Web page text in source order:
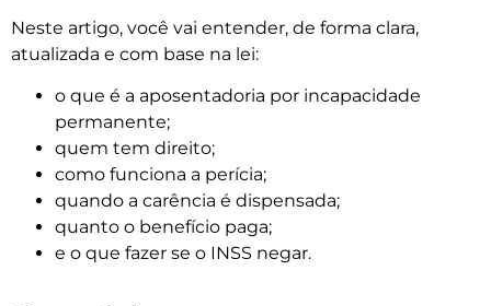
Neste artigo, você vai entender, de forma clara,
atualizada e com base na lei:
o que é a aposentadoria por incapacidade
permanente;
quem tem direito;
como funciona a perícia;
quando a carência é dispensada;
quanto o benefício paga;
e o que fazer se o INSS negar.